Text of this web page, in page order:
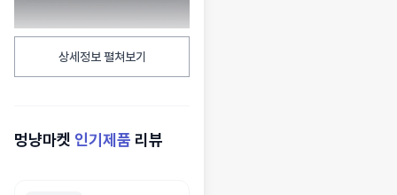
상세정보 펼쳐보기
멍냥마켓 인기제품 리뷰